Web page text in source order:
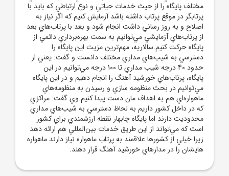
مختلف پايگاه را از حيث خدمات حياتي و نوع ارتباطي که بايد با
پرتابگر در موقع پرتاب داشته باشد آزمايش کنيم که اگر نياز به
اصلاح و به روز رساني داشت انجام شود و بعد با پرتاب‌هاي بعد
از پرتاب‌هاي آزمايشي مي‌توانيم به سمت بهره‌برداري دائمي از
پايگاه حرکت کنيم.سالاريه، مهم‌ترين مزيت اين پايگاه را
دسترسي به شيب‌هاي مداري مختلف دانست و گفت: يعني از
حدود 40 درجه شيب مداري تا 100 درجه مي‌توانيم در اين
پايگاه، پرتاب‌هاي خورشيد آهنگ را انجام دهيم و در اين پايگاه
مي‌توانيم در بحث منظومه سازي و رسيدن به منظومه‌هاي
ماهواره‌اي هم به اهداف مان دست پيدا کنيم.وي گفت: مراکزي
که در داخل کشور داريم به لحاظ دسترسي به شيب‌هاي مداري
محدوديت دارند اما پايگاه چابهار نقطه ارزشمندي براي کشور
است که مي‌تواند از اين طريق خدمات بين‌المللي هم ارائه دهد
زيرا خيلي از کشورها علاقمند به پرتاب ماهواره نياز دارند ماهواره‌
هايشان را در مدارهاي خورشيد آهنگ قرار دهند.